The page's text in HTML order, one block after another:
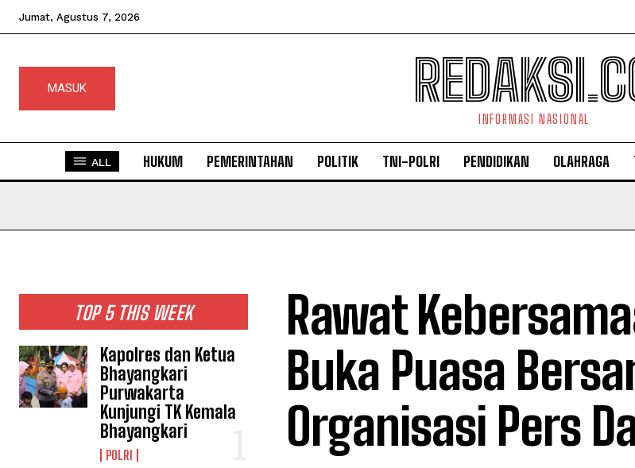
Jumat, Agustus 7, 2026
MASUK
INFORMASI NASIONAL
ALL HUKUM PEMERINTAHAN POLITIK TNI-POLRI PENDIDIKAN OLAHRAGA
TOP 5 THIS WEEK
Kapolres dan Ketua
Bhayangkari
Purwakarta
Kunjungi TK Kemala
Bhayangkari
POLRI
Rawat
Buka Puasa
Organisasi Pers